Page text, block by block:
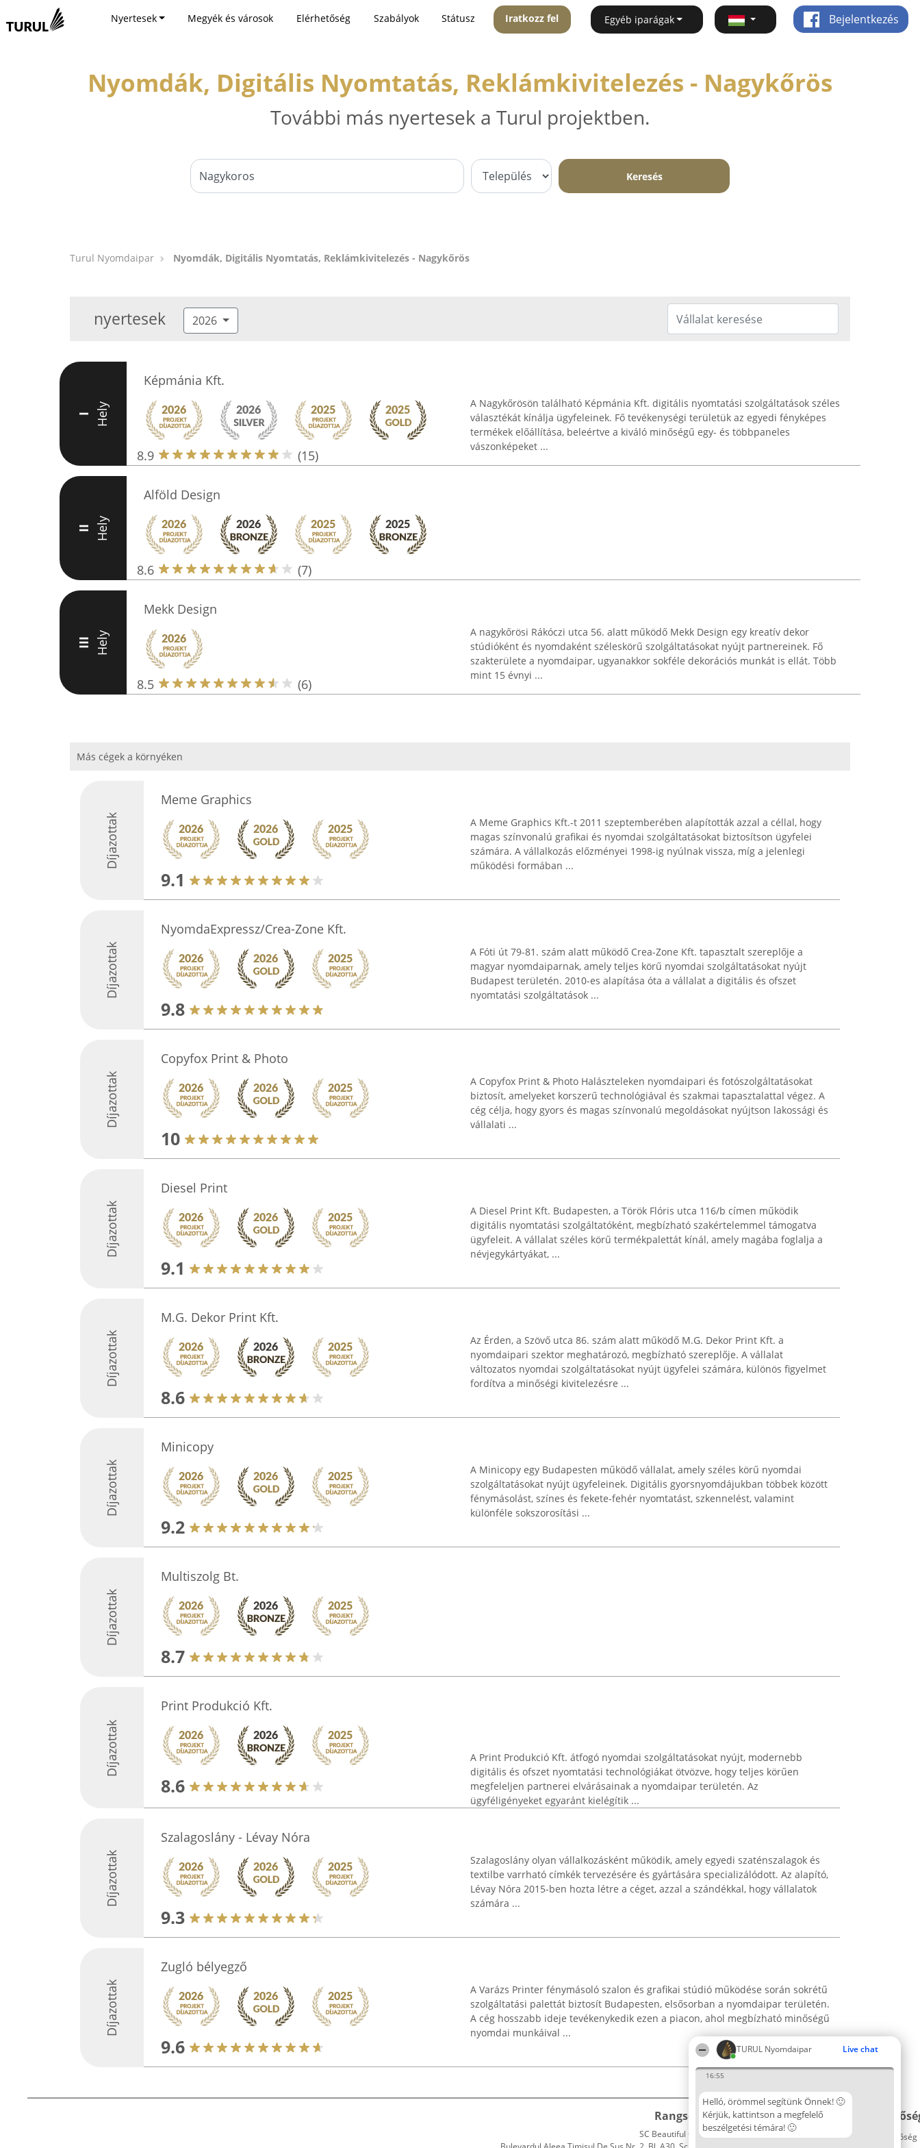
TURUL Nyomdaipar Live chat
16:55
Helló, örömmel segítünk Önnek! 🙂
Kérjük, kattintson a megfelelő
beszélgetési témára! 🙂
Nyertesek Megyék és városok Elérhetőség Szabályok Státusz Iratkozz fel Egyéb iparágak Bejelentkezés
Nyomdák, Digitális Nyomtatás, Reklámkivitelezés - Nagykőrös
További más nyertesek a Turul projektben.
Keresés
Turul Nyomdaipar Nyomdák, Digitális Nyomtatás, Reklámkivitelezés - Nagykőrös
nyertesek 2026
I Hely
Képmánia Kft.
8.9 (15)
A Nagykőrösön található Képmánia Kft. digitális nyomtatási szolgáltatások széles
választékát kínálja ügyfeleinek. Fő tevékenységi területük az egyedi fényképes
termékek előállítása, beleértve a kiváló minőségű egy- és többpaneles
vászonképeket ...
II Hely
Alföld Design
8.6 (7)
III Hely
Mekk Design
8.5 (6)
A nagykőrösi Rákóczi utca 56. alatt működő Mekk Design egy kreatív dekor
stúdióként és nyomdaként széleskörű szolgáltatásokat nyújt partnereinek. Fő
szakterülete a nyomdaipar, ugyanakkor sokféle dekorációs munkát is ellát. Több
mint 15 évnyi ...
Más cégek a környéken
Díjazottak
Meme Graphics
9.1
A Meme Graphics Kft.-t 2011 szeptemberében alapították azzal a céllal, hogy
magas színvonalú grafikai és nyomdai szolgáltatásokat biztosítson ügyfelei
számára. A vállalkozás előzményei 1998-ig nyúlnak vissza, míg a jelenlegi
működési formában ...
Díjazottak
NyomdaExpressz/Crea-Zone Kft.
9.8
A Fóti út 79-81. szám alatt működő Crea-Zone Kft. tapasztalt szereplője a
magyar nyomdaiparnak, amely teljes körű nyomdai szolgáltatásokat nyújt
Budapest területén. 2010-es alapítása óta a vállalat a digitális és ofszet
nyomtatási szolgáltatások ...
Díjazottak
Copyfox Print & Photo
10
A Copyfox Print & Photo Halászteleken nyomdaipari és fotószolgáltatásokat
biztosít, amelyeket korszerű technológiával és szakmai tapasztalattal végez. A
cég célja, hogy gyors és magas színvonalú megoldásokat nyújtson lakossági és
vállalati ...
Díjazottak
Diesel Print
9.1
A Diesel Print Kft. Budapesten, a Török Flóris utca 116/b címen működik
digitális nyomtatási szolgáltatóként, megbízható szakértelemmel támogatva
ügyfeleit. A vállalat széles körű termékpalettát kínál, amely magába foglalja a
névjegykártyákat, ...
Díjazottak
M.G. Dekor Print Kft.
8.6
Az Érden, a Szövő utca 86. szám alatt működő M.G. Dekor Print Kft. a
nyomdaipari szektor meghatározó, megbízható szereplője. A vállalat
változatos nyomdai szolgáltatásokat nyújt ügyfelei számára, különös figyelmet
fordítva a minőségi kivitelezésre ...
Díjazottak
Minicopy
9.2
A Minicopy egy Budapesten működő vállalat, amely széles körű nyomdai
szolgáltatásokat nyújt ügyfeleinek. Digitális gyorsnyomdájukban többek között
fénymásolást, színes és fekete-fehér nyomtatást, szkennelést, valamint
különféle sokszorosítási ...
Díjazottak
Multiszolg Bt.
8.7
Díjazottak
Print Produkció Kft.
8.6
A Print Produkció Kft. átfogó nyomdai szolgáltatásokat nyújt, modernebb
digitális és ofszet nyomtatási technológiákat ötvözve, hogy teljes körűen
megfeleljen partnerei elvárásainak a nyomdaipar területén. Az
ügyféligényeket egyaránt kielégítik ...
Díjazottak
Szalagoslány - Lévay Nóra
9.3
Szalagoslány olyan vállalkozásként működik, amely egyedi szaténszalagok és
textilbe varrható címkék tervezésére és gyártására specializálódott. Az alapító,
Lévay Nóra 2015-ben hozta létre a céget, azzal a szándékkal, hogy vállalatok
számára ...
Díjazottak
Zugló bélyegző
9.6
A Varázs Printer fénymásoló szalon és grafikai stúdió működése során sokrétű
szolgáltatási palettát biztosít Budapesten, elsősorban a nyomdaipar területén.
A cég hosszabb ideje tevékenykedik ezen a piacon, ahol megbízható minőségű
nyomdai munkáival ...
Rangsorszervező
SC Beautiful Company S.R.L.
Népszavazás
Nyertesek
Elérhetőség